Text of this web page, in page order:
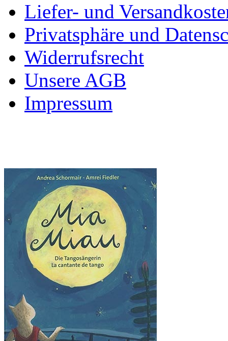
Liefer- und
Privatsphäre und
Widerrufsrecht
Unsere AGB
Impressum